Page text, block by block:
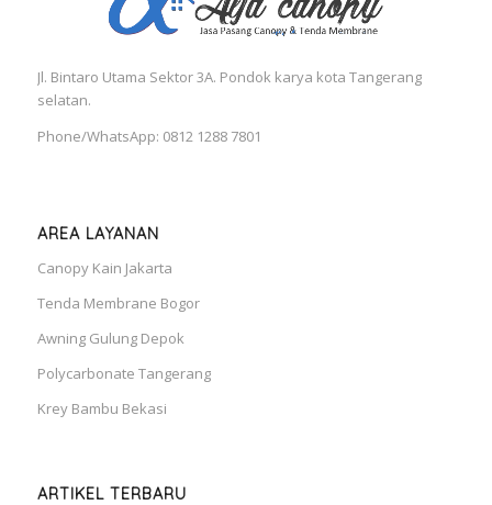
Jl. Bintaro Utama Sektor 3A. Pondok karya kota Tangerang
selatan.
Phone/WhatsApp: 0812 1288 7801
AREA LAYANAN
Canopy Kain Jakarta
Tenda Membrane Bogor
Awning Gulung Depok
Polycarbonate Tangerang
Krey Bambu Bekasi
ARTIKEL TERBARU